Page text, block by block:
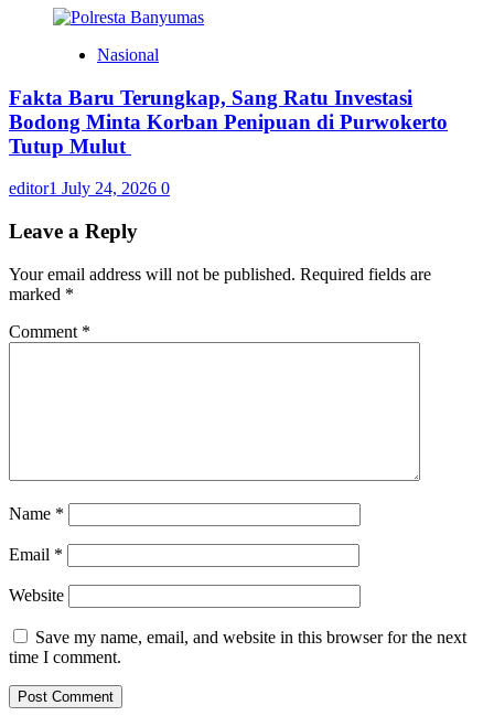
Nasional
Fakta Baru Terungkap, Sang Ratu Investasi
Bodong Minta Korban Penipuan di Purwokerto
Tutup Mulut
editor1 July 24, 2026 0
Leave a Reply
Your email address will not be published. Required fields are
marked *
Comment *
Name *
Email *
Website
Save my name, email, and website in this browser for the next
time I comment.